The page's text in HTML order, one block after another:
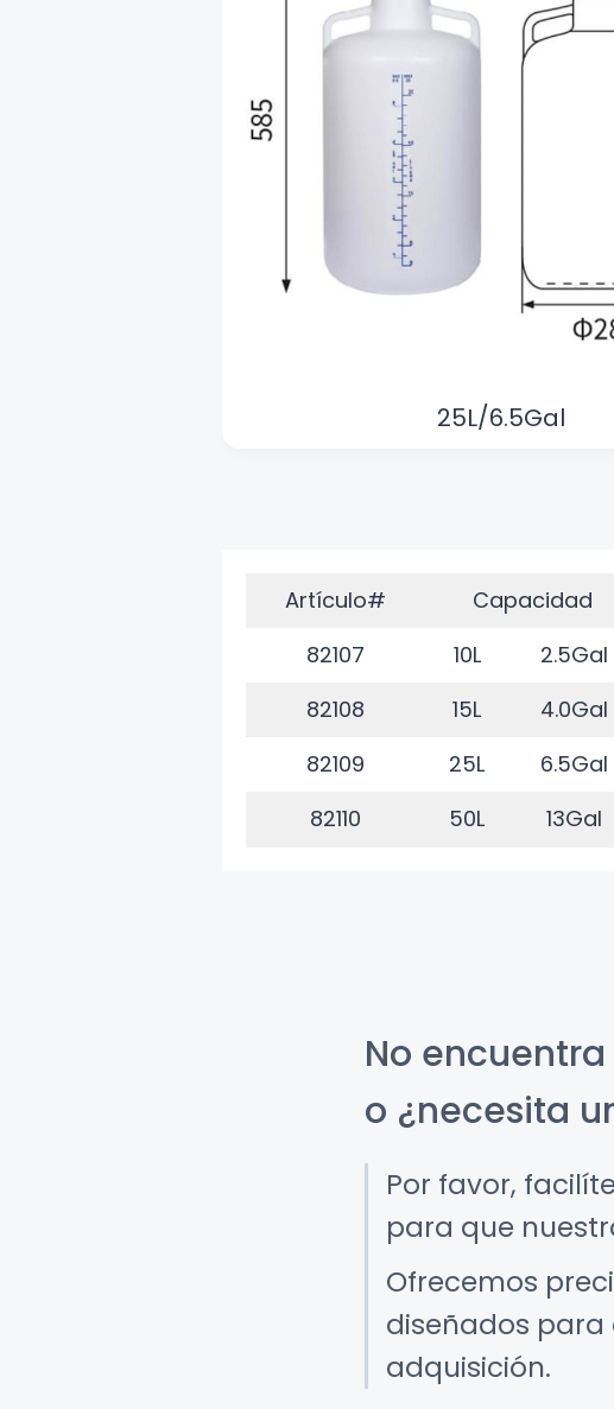
25L/6.5Gal
Artículo# Capacidad
82107
10L 2.5Gal
82108
15L 4.0Gal
82109
25L 6.5Gal
82110
50L 13Gal
No
o ¿necesita
Por favor,
para que
Ofrecemos
diseñados para
adquisición.